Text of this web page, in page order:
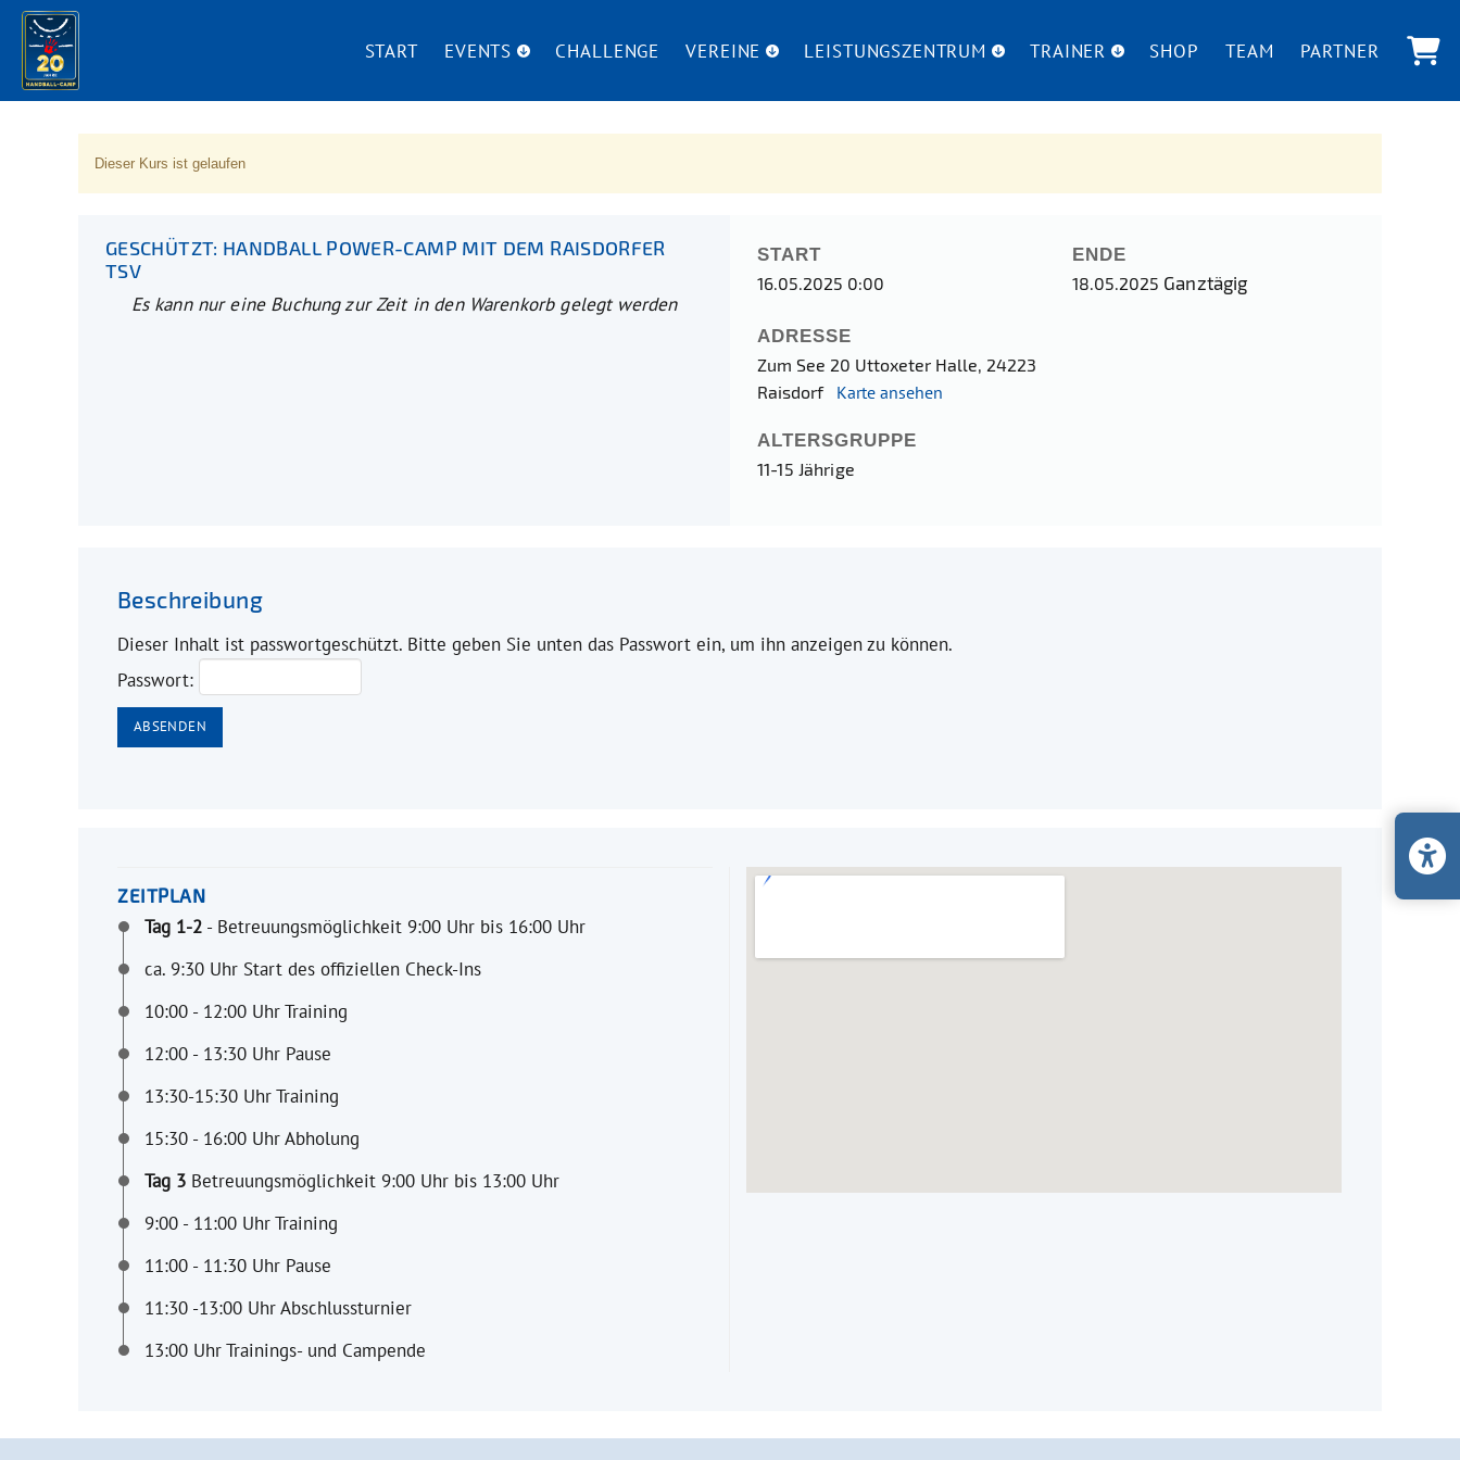
START EVENTS CHALLENGE VEREINE LEISTUNGSZENTRUM TRAINER SHOP TEAM PARTNER
Dieser Kurs ist gelaufen
GESCHÜTZT: HANDBALL POWER-CAMP MIT DEM RAISDORFER
TSV
Es kann nur eine Buchung zur Zeit in den Warenkorb gelegt werden
START
16.05.2025 0:00
ENDE
18.05.2025 Ganztägig
ADRESSE
Zum See 20 Uttoxeter Halle, 24223
Raisdorf Karte ansehen
ALTERSGRUPPE
11-15 Jährige
Beschreibung
Dieser Inhalt ist passwortgeschützt. Bitte geben Sie unten das Passwort ein, um ihn anzeigen zu können.
Passwort:
ZEITPLAN
Tag 1-2 - Betreuungsmöglichkeit 9:00 Uhr bis 16:00 Uhr
ca. 9:30 Uhr Start des offiziellen Check-Ins
10:00 - 12:00 Uhr Training
12:00 - 13:30 Uhr Pause
13:30-15:30 Uhr Training
15:30 - 16:00 Uhr Abholung
Tag 3 Betreuungsmöglichkeit 9:00 Uhr bis 13:00 Uhr
9:00 - 11:00 Uhr Training
11:00 - 11:30 Uhr Pause
11:30 -13:00 Uhr Abschlussturnier
13:00 Uhr Trainings- und Campende